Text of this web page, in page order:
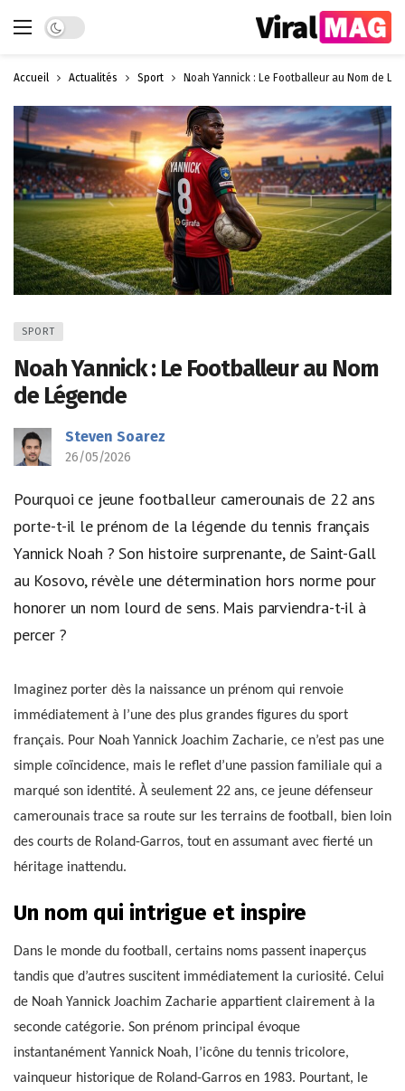
Dark mode
Accueil Actualités Sport Noah Yannick : Le Footballeur au Nom de
SPORT
Noah Yannick : Le Footballeur au Nom
de Légende
Steven Soarez
26/05/2026
Pourquoi ce jeune footballeur camerounais de 22 ans
porte-t-il le prénom de la légende du tennis français
Yannick Noah ? Son histoire surprenante, de Saint-Gall
au Kosovo, révèle une détermination hors norme pour
honorer un nom lourd de sens. Mais parviendra-t-il à
percer ?
Imaginez porter dès la naissance un prénom qui renvoie
immédiatement à l’une des plus grandes figures du sport
français. Pour Noah Yannick Joachim Zacharie, ce n’est pas une
simple coïncidence, mais le reflet d’une passion familiale qui a
marqué son identité. À seulement 22 ans, ce jeune défenseur
camerounais trace sa route sur les terrains de football, bien loin
des courts de Roland-Garros, tout en assumant avec fierté un
héritage inattendu.
Un nom qui intrigue et inspire
Dans le monde du football, certains noms passent inaperçus
tandis que d’autres suscitent immédiatement la curiosité. Celui
de Noah Yannick Joachim Zacharie appartient clairement à la
seconde catégorie. Son prénom principal évoque
instantanément Yannick Noah, l’icône du tennis tricolore,
vainqueur historique de Roland-Garros en 1983. Pourtant, le